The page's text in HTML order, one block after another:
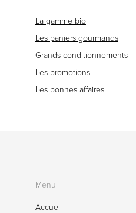
La gamme bio
Les paniers gourmands
Grands conditionnements
Les promotions
Les bonnes affaires
Menu
Accueil